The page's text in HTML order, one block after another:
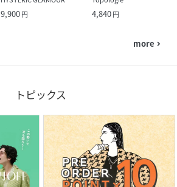
9,900円 4,840円
more navigate_next
トピックス